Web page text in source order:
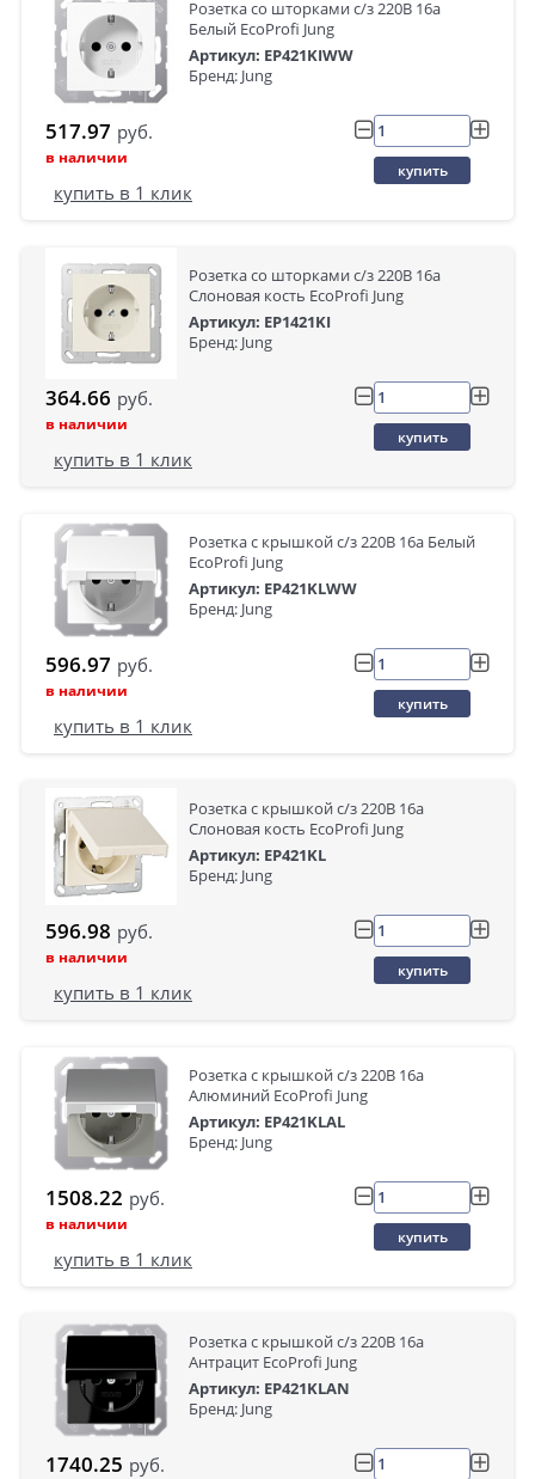
Розетка со шторками с/з 220В 16а
Белый EcoProfi Jung
Артикул: EP421KIWW
Бренд: Jung
517.97 руб.
в наличии
купить
купить в 1 клик
Розетка со шторками с/з 220В 16а
Слоновая кость EcoProfi Jung
Артикул: EP1421KI
Бренд: Jung
364.66 руб.
в наличии
купить
купить в 1 клик
Розетка с крышкой с/з 220В 16а Белый
EcoProfi Jung
Артикул: EP421KLWW
Бренд: Jung
596.97 руб.
в наличии
купить
купить в 1 клик
Розетка с крышкой с/з 220В 16а
Слоновая кость EcoProfi Jung
Артикул: EP421KL
Бренд: Jung
596.98 руб.
в наличии
купить
купить в 1 клик
Розетка с крышкой с/з 220В 16а
Алюминий EcoProfi Jung
Артикул: EP421KLAL
Бренд: Jung
1508.22 руб.
в наличии
купить
купить в 1 клик
Розетка с крышкой с/з 220В 16а
Антрацит EcoProfi Jung
Артикул: EP421KLAN
Бренд: Jung
1740.25 руб.